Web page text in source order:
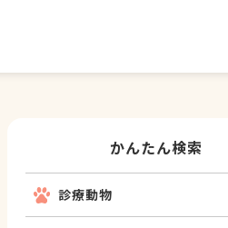
かんたん検索
診療動物